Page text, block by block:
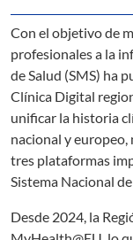
Con el objetivo de
profesionales a la
de Salud (SMS) ha
Clínica Digital
unificar la historia
nacional y
tres plataformas
Sistema Nacional
Desde 2024, la